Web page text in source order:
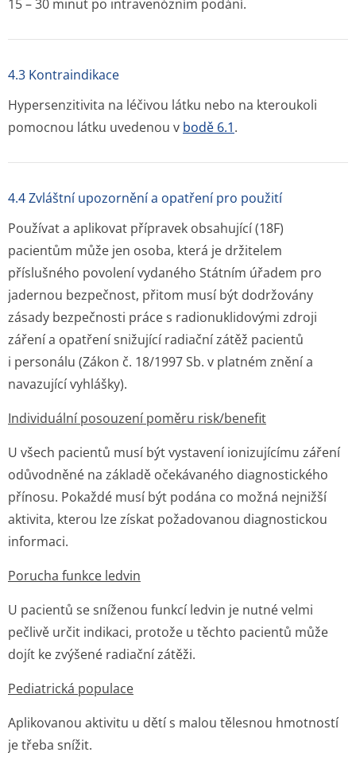
15 – 30 minut po intravenózním podání.
4.3 Kontraindikace
Hypersenzitivita na léčivou látku nebo na kteroukoli
pomocnou látku uvedenou v bodě 6.1.
4.4 Zvláštní upozornění a opatření pro použití
Používat a aplikovat přípravek obsahující (18F)
pacientům může jen osoba, která je držitelem
příslušného povolení vydaného Státním úřadem pro
jadernou bezpečnost, přitom musí být dodržovány
zásady bezpečnosti práce s radionuklidovými zdroji
záření a opatření snižující radiační zátěž pacientů
i personálu (Zákon č. 18/1997 Sb. v platném znění a
navazující vyhlášky).
Individuální posouzení poměru risk/benefit
U všech pacientů musí být vystavení ionizujícímu záření
odůvodněné na základě očekávaného diagnostického
přínosu. Pokaždé musí být podána co možná nejnižší
aktivita, kterou lze získat požadovanou diagnostickou
informaci.
Porucha funkce ledvin
U pacientů se sníženou funkcí ledvin je nutné velmi
pečlivě určit indikaci, protože u těchto pacientů může
dojít ke zvýšené radiační zátěži.
Pediatrická populace
Aplikovanou aktivitu u dětí s malou tělesnou hmotností
je třeba snížit.